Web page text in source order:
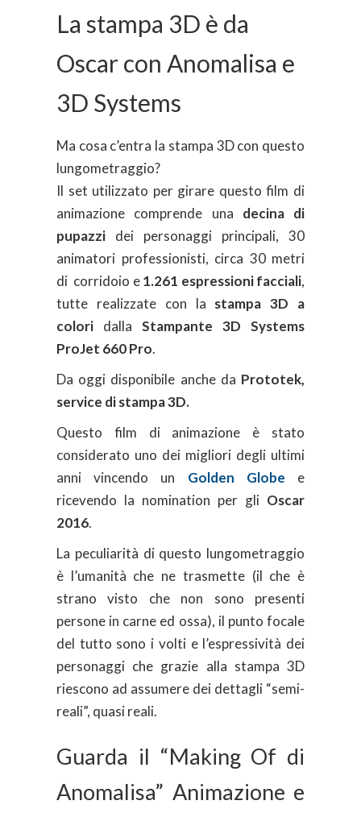
La stampa 3D è da
Oscar con Anomalisa e
3D Systems
Ma cosa c’entra la stampa 3D con questo
lungometraggio?
Il set utilizzato per girare questo film di
animazione comprende una decina di
pupazzi dei personaggi principali, 30
animatori professionisti, circa 30 metri
di corridoio e1.261 espressioni facciali,
tutte realizzate con la stampa 3D a
colori dalla Stampante 3D Systems
ProJet 660 Pro.
Da oggi disponibile anche da Prototek,
service di stampa 3D.
Questo film di animazione è stato
considerato uno dei migliori degli ultimi
anni vincendo un Golden Globe e
ricevendo la nomination per gli Oscar
2016.
La peculiarità di questo lungometraggio
è l’umanità che ne trasmette (il che è
strano visto che non sono presenti
persone in carne ed ossa), il punto focale
del tutto sono i volti e l’espressività dei
personaggi che grazie alla stampa 3D
riescono ad assumere dei dettagli “semi-
reali”, quasi reali.
Guarda il “Making Of di
Anomalisa” Animazione e